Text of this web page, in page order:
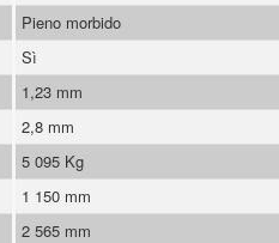
Pieno morbido
Sì
1,23 mm
2,8 mm
5 095 Kg
1 150 mm
2 565 mm